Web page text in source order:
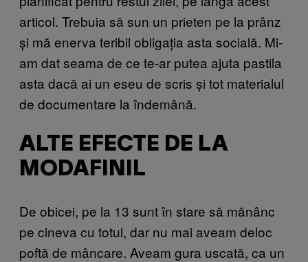
articol. Trebuia să sun un prieten pe la prânz
și mă enerva teribil obligația asta socială. Mi-
am dat seama de ce te-ar putea ajuta pastila
asta dacă ai un eseu de scris și tot materialul
de documentare la îndemână.
ALTE EFECTE DE LA
MODAFINIL
De obicei, pe la 13 sunt în stare să mănânc
pe cineva cu totul, dar nu mai aveam deloc
poftă de mâncare. Aveam gura uscată, ca un